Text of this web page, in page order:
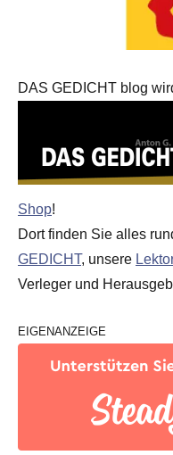
DAS GEDICHT blog
Shop!
Dort finden Sie alles
GEDICHT, unsere
Verleger und
EIGENANZEIGE